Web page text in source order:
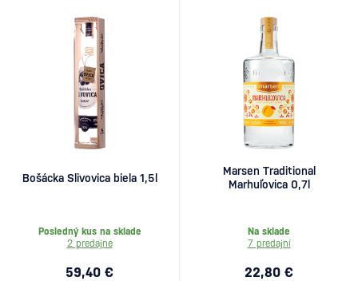
Bošácka Slivovica biela 1,5l
Posledný kus na sklade
2 predajne
59,40 €
Marsen Traditional
Marhuľovica 0,7l
Na sklade
7 predajní
22,80 €